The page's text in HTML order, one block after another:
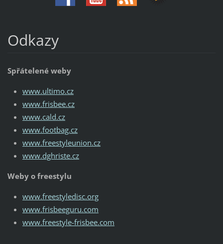
Odkazy
Spřátelené weby
www.ultimo.cz
www.frisbee.cz
www.cald.cz
www.footbag.cz
www.freestyleunion.cz
www.dghriste.cz
Weby o freestylu
www.freestyledisc.org
www.frisbeeguru.com
www.freestyle-frisbee.com